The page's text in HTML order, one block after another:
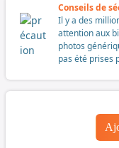
Conseils de
Il y a des
attention aux
photos
pas été prises